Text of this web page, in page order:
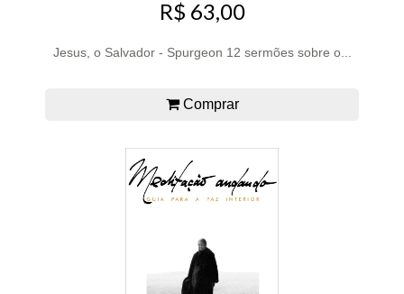
R$ 63,00
Jesus, o Salvador - Spurgeon 12 sermões sobre o...
Comprar